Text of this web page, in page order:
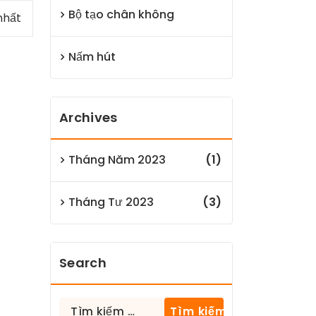
Bộ tạo chân không
Nấm hút
Archives
Tháng Năm 2023 (1)
Tháng Tư 2023 (3)
Search
Tìm